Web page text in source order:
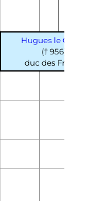
Hugues le Grand
(† 956)
duc des Francs